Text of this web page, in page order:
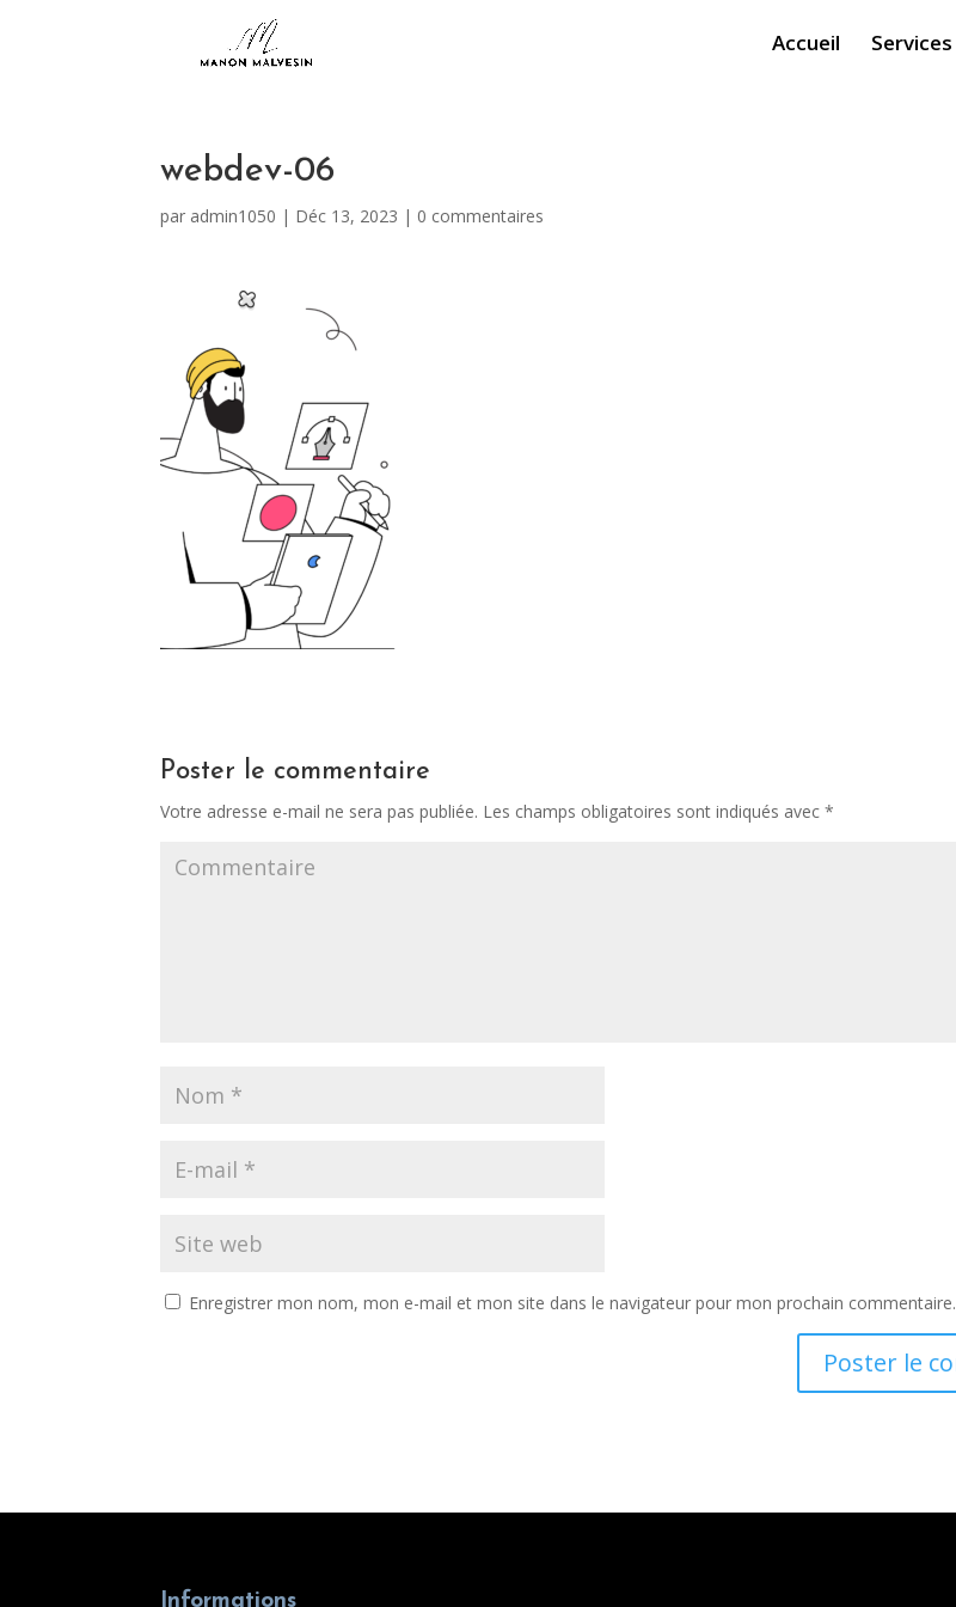
Accueil Services
webdev-06
par admin1050 | Déc 13, 2023 | 0 commentaires
Poster le commentaire
Votre adresse e-mail ne sera pas publiée. Les champs obligatoires sont indiqués avec*
Enregistrer mon nom, mon e-mail et mon site dans le navigateur pour mon prochain commentaire.
Informations